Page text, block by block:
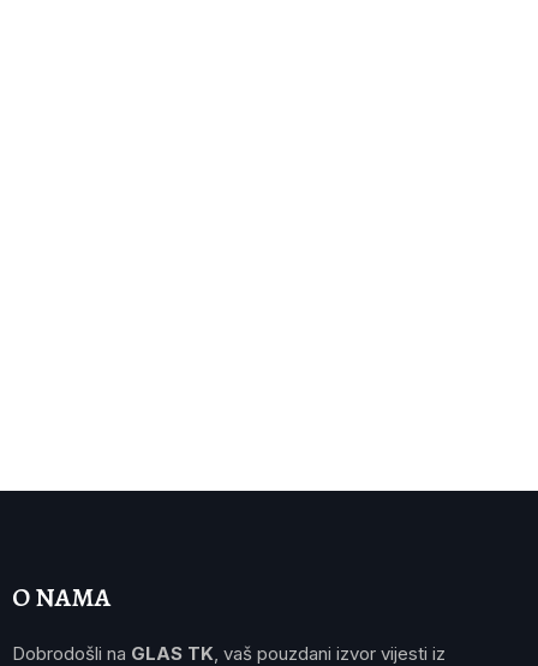
O NAMA
Dobrodošli na GLAS TK , vaš pouzdani izvor vijesti iz